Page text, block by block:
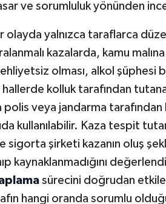
ve sorumluluk yönünden
olayda yalnızca taraflarca
kazalarda, kamu
olması, alkol şüphesi
hallerde kolluk tarafından
veya jandarma tarafından
kullanılabilir. Kaza tespit
sigorta şirketi kazanın oluş
kaynaklanmadığını
sürecini doğrudan
hangi oranda sorumlu